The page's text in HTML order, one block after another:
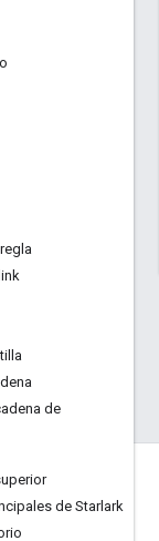
de
de Starlark